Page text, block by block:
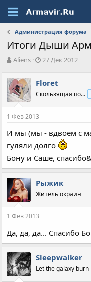
Администрация форума
Итоги Дыши
А
т
о
р
т
е
ы
Aliens
Д
а
н
л
27 Дек 2012
Floret
Скользящая по...
1 Фев 2013
И мы (мы - вдвоем с
гуляли долго
Бону и Саше,
Рыжик
Житель окраин
1 Фев 2013
Да, да, да... Спасибо
Sleepwalker
Let the galaxy burn